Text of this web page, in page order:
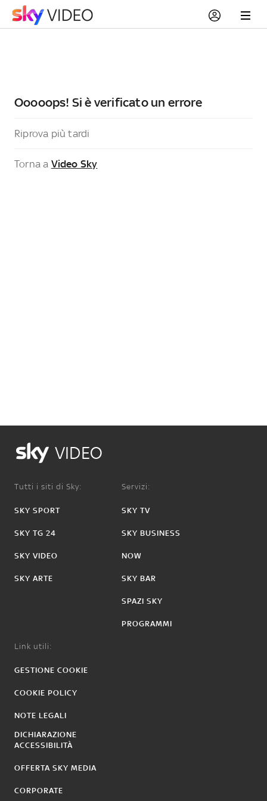
Ooooops! Si è verificato un errore
Riprova più tardi
Torna a Video Sky
VIDEO
Tutti i siti di Sky:
SKY SPORT
SKY TG 24
SKY VIDEO
SKY ARTE
Servizi:
SKY TV
SKY BUSINESS
NOW
SKY BAR
SPAZI SKY
PROGRAMMI
Link utili:
GESTIONE COOKIE
COOKIE POLICY
NOTE LEGALI
DICHIARAZIONE
ACCESSIBILITÀ
OFFERTA SKY MEDIA
CORPORATE